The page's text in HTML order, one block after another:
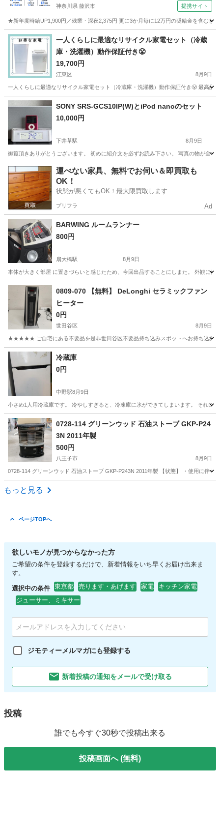
神奈川県 藤沢市 提携サイト
★新年度時給UP1,900円／残業・深夜2,375円 更に3か月毎に12万円の奨励金を含む
神奈川 藤沢市 その他
一人くらしに最適なリサイクル家電セット（冷蔵
庫・洗濯機）動作保証付き😤
19,700円
江東区 8月9日
一人くらしに最適なリサイクル家電セット（冷蔵庫・洗濯機）動作保証付き😤 最高
東京 江東区 川崎市
SONY SRS-GCS10IP(W)とiPod nanoのセット
10,000円
下井草駅 8月9日
御覧頂きありがとうございます。 初めに紹介文を必ずお読み下さい。 写真の物が全
東京 杉並区 下井草駅 オーディオ
運べない家具、無料でお伺い＆即買取も
OK！
状態が悪くてもOK！最大限買取します
プリフラ Ad
BARWING ルームランナー
800円
扇大橋駅 8月9日
本体が大きく部屋 に置きづらいと感じたため、今回出品することにしまた。 外観に
東京 足立区 その他
0809-070 【無料】 DeLonghi セラミックファン
ヒーター
0円
世田谷区 8月9日
★★★★★ ご自宅にある不要品を是非世田谷区不要品持ち込みスポットへお持ち込みし
東京 世田谷区 季節、空調家電
冷蔵庫
0円
中野駅8月9日
小さめ1人用冷蔵庫です。 冷やしすぎると、冷凍庫に氷ができてしまいます。 それに
東京 中野区 キッチン家電
0728-114 グリーンウッド 石油ストーブ GKP-P24
3N 2011年製
500円
八王子市 8月9日
0728-114 グリーンウッド 石油ストーブ GKP-P243N 2011年製 【状態】 ・使用に伴
東京 八王子市
もっと見る
ページTOPへ
欲しいモノが見つからなかった方
ご希望の条件を登録するだけで、新着情報をいち早くお届け出来ま
す。
選択中の条件 東京都 売ります・あげます 家電
キッチン家電
ジューサー、ミキサー
ジモティーメルマガにも登録する
新着投稿の通知をメールで受け取る
投稿
誰でも今すぐ30秒で投稿出来る
投稿画面へ (無料)